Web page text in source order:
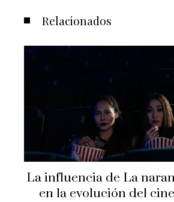
Relacionados
La influencia de La
en la evolución del